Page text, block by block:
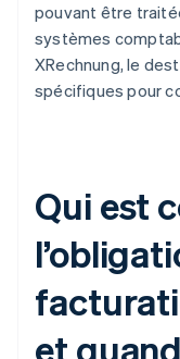
pouvant être
systèmes
XRechnung, le
spécifiques pour
Qui est
et